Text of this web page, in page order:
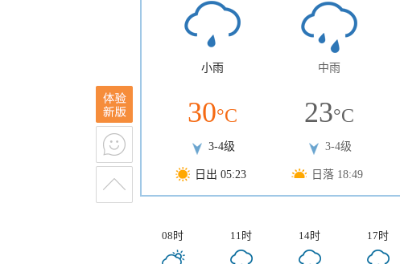
小雨
30°C
3-4级
日出 05:23
中雨
23°C
3-4级
日落 18:49
08时 11时 14时 17时